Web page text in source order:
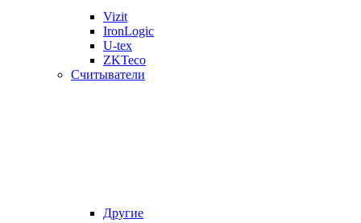
Vizit
IronLogic
U-tex
ZKTeco
Считыватели
Другие